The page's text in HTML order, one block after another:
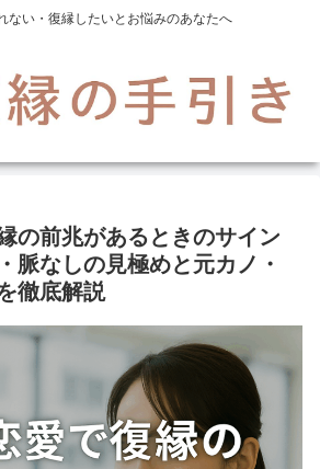
ない・復縁したいとお悩みのあなたへ
の前兆があるときのサイン
脈なしの見極めと元カノ・
徹底解説